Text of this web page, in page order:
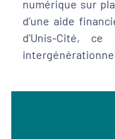
numérique sur
d’une aide
d'Unis-Cité,